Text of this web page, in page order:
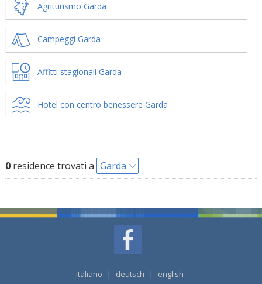
Agriturismo Garda
Campeggi Garda
Affitti stagionali Garda
Hotel con centro benessere Garda
0residence trovati a Garda
italiano | deutsch | english